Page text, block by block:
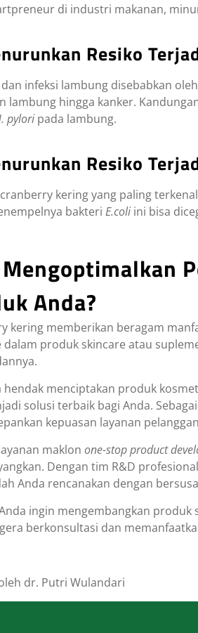
di industri makanan,
Resiko
infeksi lambung disebabkan
lambung hingga kanker.
pylori pada lambung.
Resiko
kering yang paling
bakteri E.coli ini bisa
Anda?
kering memberikan beragam
dalam produk skincare atau
hendak menciptakan produk
solusi terbaik bagi Anda.
kepuasan layanan
maklon one-stop product
Dengan tim R&D
Anda rencanakan dengan
ingin mengembangkan
berkonsultasi dan
dr. Putri Wulandari